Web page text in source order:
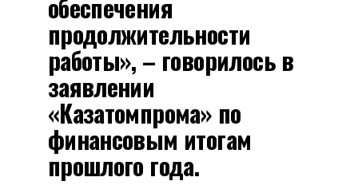
обеспечения
продолжительности
работы», – говорилось в
заявлении
«Казатомпрома» по
финансовым итогам
прошлого года.